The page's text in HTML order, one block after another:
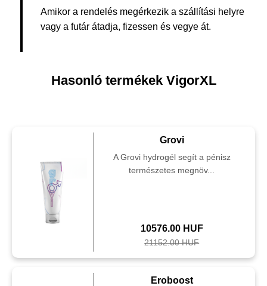
Amikor a rendelés megérkezik a szállítási helyre
vagy a futár átadja, fizessen és vegye át.
Hasonló termékek VigorXL
Grovi
A Grovi hydrogél segít a pénisz
természetes megnöv...
10576.00 HUF
21152.00 HUF
Eroboost